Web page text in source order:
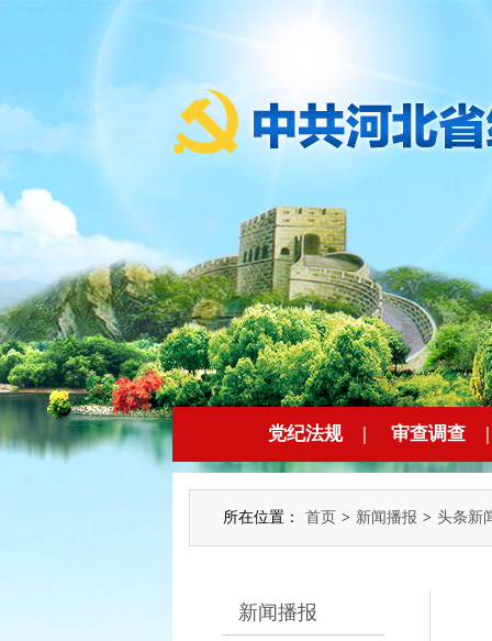
党纪法规 | 审查调查
所在位置： 首页 > 新闻播报 > 头条新
新闻播报